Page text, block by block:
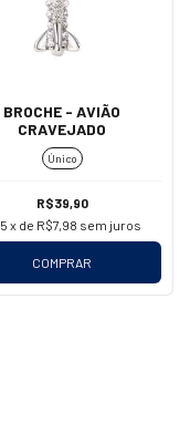
BROCHE - AVIÃO
CRAVEJADO
Único
R$39,90
5 x de R$7,98 sem juros
COMPRAR